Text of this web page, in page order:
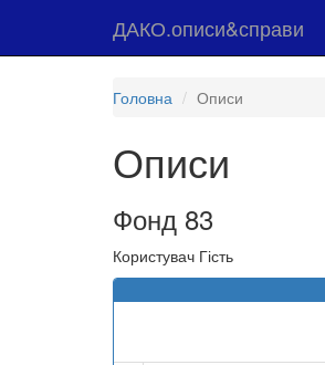
ДАКО.описи&справи
Головна Описи
Описи
Фонд 83
Користувач Гість